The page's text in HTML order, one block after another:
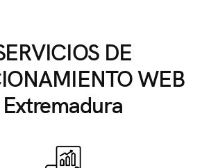
DE
WEB
Extremadura